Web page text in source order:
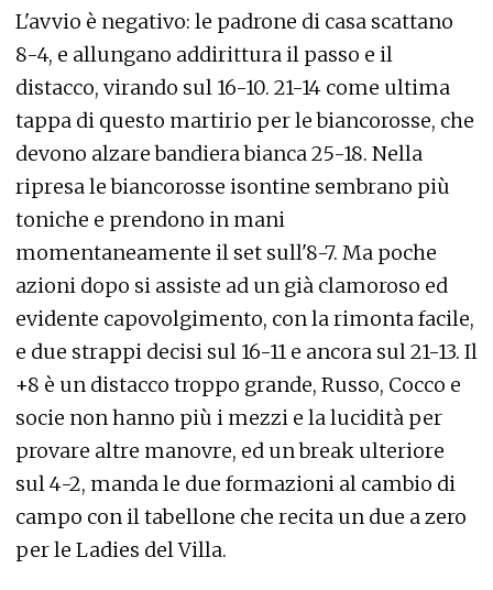
L'avvio è negativo: le padrone di casa scattano
8-4, e allungano addirittura il passo e il
distacco, virando sul 16-10. 21-14 come ultima
tappa di questo martirio per le biancorosse, che
devono alzare bandiera bianca 25-18. Nella
ripresa le biancorosse isontine sembrano più
toniche e prendono in mani
momentaneamente il set sull'8-7. Ma poche
azioni dopo si assiste ad un già clamoroso ed
evidente capovolgimento, con la rimonta facile,
e due strappi decisi sul 16-11 e ancora sul 21-13. Il
+8 è un distacco troppo grande, Russo, Cocco e
socie non hanno più i mezzi e la lucidità per
provare altre manovre, ed un break ulteriore
sul 4-2, manda le due formazioni al cambio di
campo con il tabellone che recita un due a zero
per le Ladies del Villa.